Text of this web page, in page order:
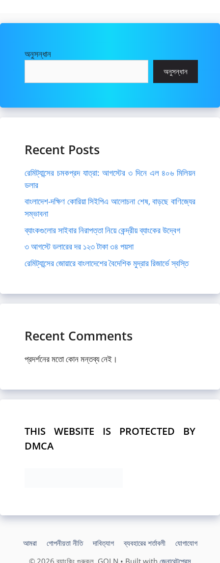
অনুসন্ধান
অনুসন্ধান
Recent Posts
রেমিট্যান্সের চমকপ্রদ যাত্রা: আগস্টের ৩ দিনে এল ৪০৬ মিলিয়ন
ডলার
বাংলাদেশ-দক্ষিণ কোরিয়া সিইপিএ আলোচনা শেষ, বাড়ছে বাণিজ্যের
সম্ভাবনা
ব্যাংকগুলোর সাইবার নিরাপত্তা নিয়ে কেন্দ্রীয় ব্যাংকের উদ্বেগ
৩ আগস্টে ডলারের দর ১২৩ টাকা ৩৪ পয়সা
রেমিট্যান্সের জোয়ারে বাংলাদেশের বৈদেশিক মুদ্রার রিজার্ভে স্বস্তি
Recent Comments
প্রদর্শনের মতো কোন মন্তব্য নেই।
THIS WEBSITE IS PROTECTED BY
DMCA
আমরা গোপনীয়তা নীতি দাবিত্যাগ ব্যবহারের শর্তাবলী
যোগাযোগ
© 2026 ব্যাংকিং গুরুকুল, GOLN • Built with জেনারেটপ্রেস